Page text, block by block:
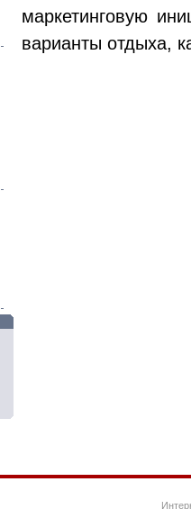
маркетинговую
варианты отдыха,